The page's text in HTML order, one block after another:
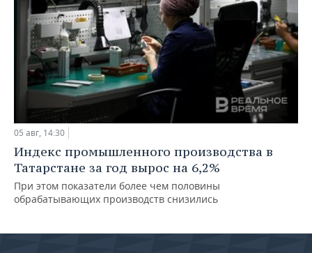
05 авг, 14:30
Индекс промышленного производства в
Татарстане за год вырос на 6,2%
При этом показатели более чем половины
обрабатывающих производств снизились